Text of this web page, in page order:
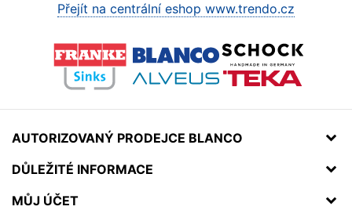
Přejít na centrální eshop www.trendo.cz
AUTORIZOVANÝ PRODEJCE BLANCO
DŮLEŽITÉ INFORMACE
MŮJ ÚČET